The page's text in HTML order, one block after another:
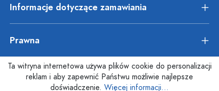
Informacje dotyczące zamawiania
Prawna
Ta witryna internetowa używa plików cookie do personalizacji
reklam i aby zapewnić Państwu możliwie najlepsze
doświadczenie. Więcej informacji...